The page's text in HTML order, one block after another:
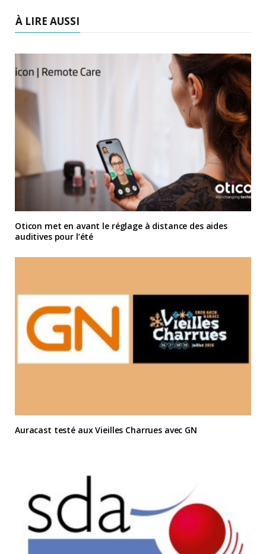
À LIRE AUSSI
Oticon met en avant le réglage à distance des aides
auditives pour l’été
Auracast testé aux Vieilles Charrues avec GN